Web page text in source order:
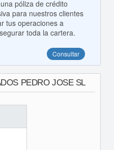
póliza de crédito
para nuestros clientes
tus operaciones a
toda la cartera.
Consultar
PEDRO JOSE SL